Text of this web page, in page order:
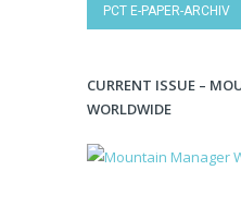
PCT E-PAPER-ARCHIV
CURRENT ISSUE –
WORLDWIDE